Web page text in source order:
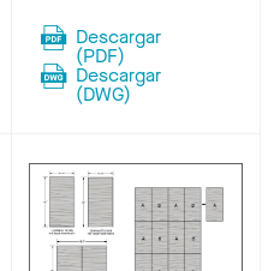
Descargar
(PDF)
Descargar
(DWG)